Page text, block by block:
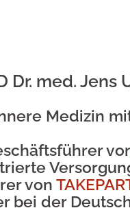
Dr. med. Jens
Medizin
von
bei der